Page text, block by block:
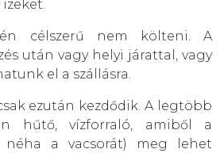
célszerű nem költeni. A
után vagy helyi járattal, vagy
el a szállásra.
ezután kezdődik. A legtöbb
hűtő, vízforraló, amiből a
néha a vacsorát) meg lehet